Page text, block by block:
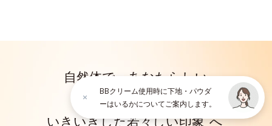
自然体で、あなたらしい
本来の素肌を
いきいきした若々しい印象*へ
BBクリーム使用時に下地・パウダ
ーはいるかについてご案内します。